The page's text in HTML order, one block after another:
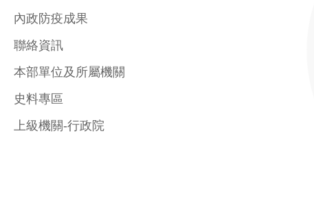
內政防疫成果
聯絡資訊
本部單位及所屬機關
史料專區
上級機關-行政院